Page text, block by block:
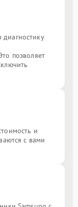
позволяет
и
с вами